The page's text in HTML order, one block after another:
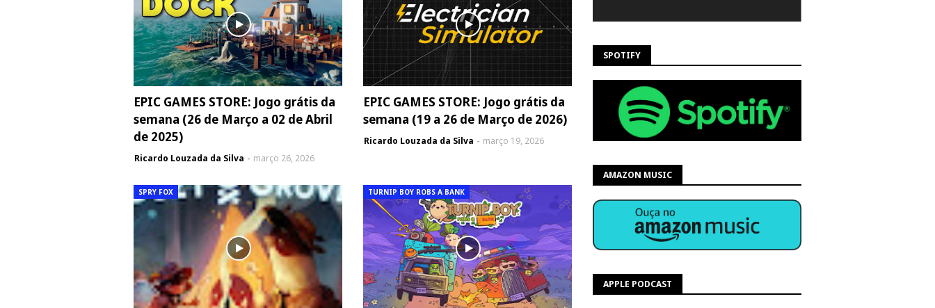
EPIC GAMES STORE: Jogo grátis da
semana (26 de Março a 02 de Abril
de 2025)
Ricardo Louzada da Silva março 26, 2026
EPIC GAMES STORE: Jogo grátis da
semana (19 a 26 de Março de 2026)
Ricardo Louzada da Silva março 19, 2026
SPRY FOX TURNIP BOY ROBS A BANK
SPOTIFY
AMAZON MUSIC
APPLE PODCAST